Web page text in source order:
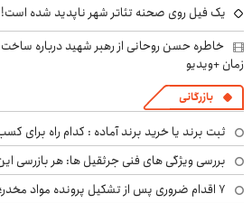
یک فیل روی صحنه تئاتر شهر ناپدید شده است!
خاطره حسن روحانی از رهبر شهید درباره ساخت
زمان +ویدیو
بازرگانی
ثبت برند یا خرید برند آماده : کدام راه برای
بررسی ویژگی های فنی جرثقیل ها: هر بازرسی
۷ اقدام ضروری پس از تشکیل پرونده مواد مخدر؛ راهنمای خانواده‌ها